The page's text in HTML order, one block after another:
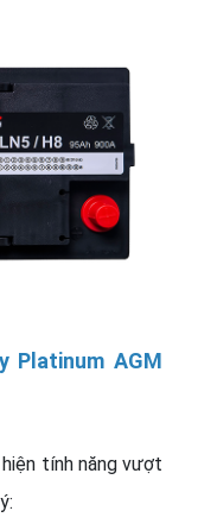
Platinum AGM
tính năng vượt